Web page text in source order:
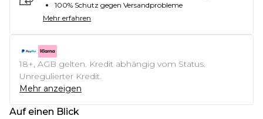
100% Schutz gegen Versandprobleme
Mehr erfahren
18+, AGB gelten. Kredit abhängig vom Status.
Unregulierter Kredit.
Mehr anzeigen
Auf einen Blick